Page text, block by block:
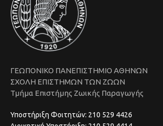
ΓΕΩΠΟΝΙΚΟ ΠΑΝΕΠΙΣΤΗΜΙΟ ΑΘΗΝΩΝ
ΣΧΟΛΗ ΕΠΙΣΤΗΜΩΝ ΤΩΝ ΖΩΩΝ
Τμήμα Επιστήμης Ζωικής Παραγωγής
Υποστήριξη Φοιτητών: 210 529 4426